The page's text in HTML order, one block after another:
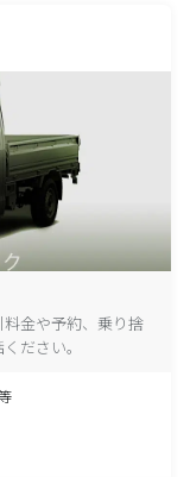
金や予約、乗り捨
ださい。